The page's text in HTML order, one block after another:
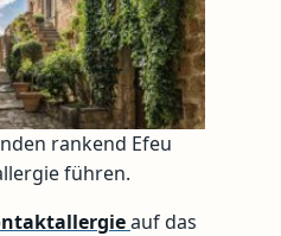
rankend Efeu
führen.
auf das